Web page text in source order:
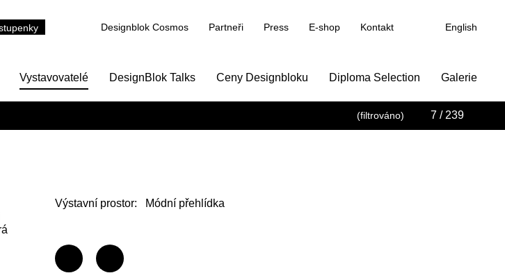
Designblok Cosmos Partneři Press E-shop Kontakt English
Vystavovatelé DesignBlok Talks Ceny Designbloku Diploma Selection Galerie
(filtrováno) 7 / 239
Výstavní prostor: Módní přehlídka